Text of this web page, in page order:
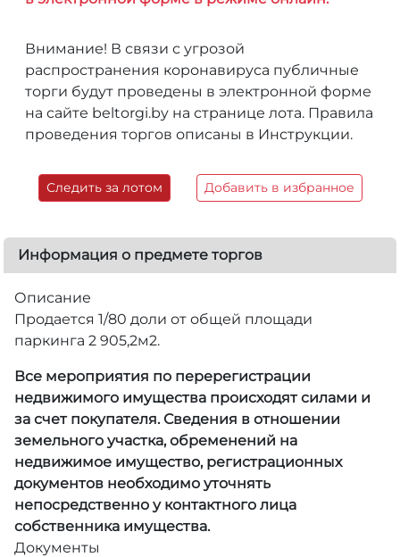
Внимание! В связи с угрозой
распространения коронавируса публичные
торги будут проведены в электронной форме
на сайте beltorgi.by на странице лота. Правила
проведения торгов описаны в Инструкции.
Следить за лотом Добавить в избранное
Информация о предмете торгов
Описание
Продается 1/80 доли от общей площади
паркинга 2 905,2м2.
Все мероприятия по перерегистрации
недвижимого имущества происходят силами и
за счет покупателя. Сведения в отношении
земельного участка, обременений на
недвижимое имущество, регистрационных
документов необходимо уточнять
непосредственно у контактного лица
собственника имущества.
Документы